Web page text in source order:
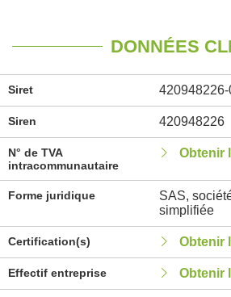
DONNÉES
Siret
Siren 420948226
N° de TVA
intracommunautaire
Obtenir
Forme juridique
SAS,
simplifiée
Certification(s) Obtenir
Effectif entreprise Obtenir